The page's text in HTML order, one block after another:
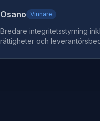
Osano Vinnare
Bredare integritetsstyrning
rättigheter och